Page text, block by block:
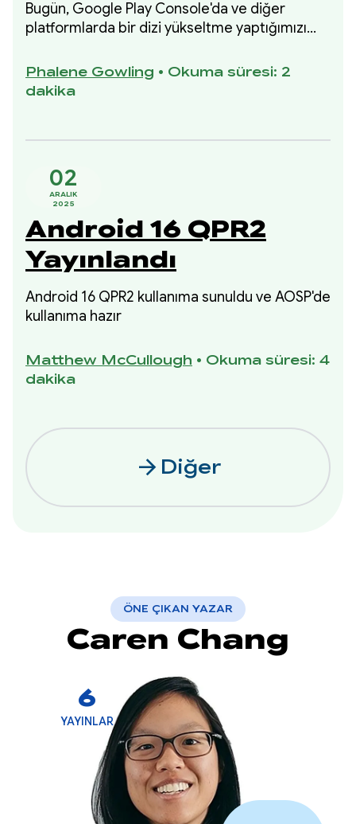
Bugün, Google Play Console'da ve diğer
platformlarda bir dizi yükseltme yaptığımızı
finansal performansınız hakkında daha fazla
görünürlük edinebilir ve performansınızı
Phalene Gowling • Okuma süresi: 2
dakika
02
ARALIK
2025
Android 16 QPR2
Yayınlandı
Android 16 QPR2 kullanıma sunuldu ve AOSP'de
kullanıma hazır
Matthew McCullough • Okuma süresi: 4
dakika
arrow_forward Diğer
ÖNE ÇIKAN YAZAR
Caren Chang
6
YAYINLAR